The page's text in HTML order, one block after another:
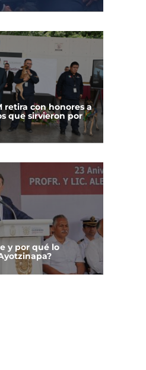
retira con honores a
que sirvieron por
y por qué lo